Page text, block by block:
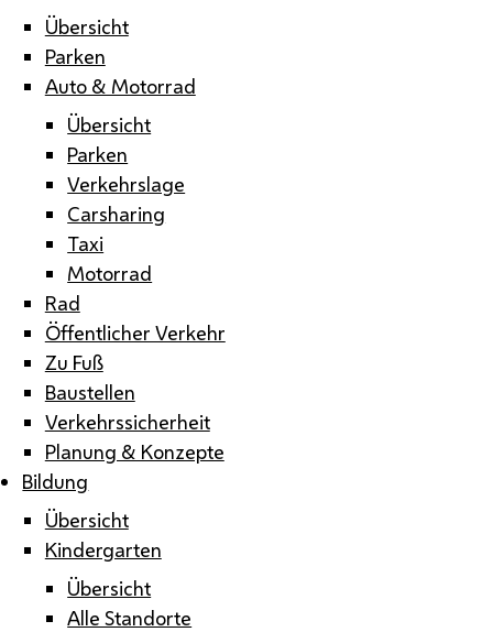
Übersicht
Parken
Auto & Motorrad
Übersicht
Parken
Verkehrslage
Carsharing
Taxi
Motorrad
Rad
Öffentlicher Verkehr
Zu Fuß
Baustellen
Verkehrssicherheit
Planung & Konzepte
Bildung
Übersicht
Kindergarten
Übersicht
Alle Standorte